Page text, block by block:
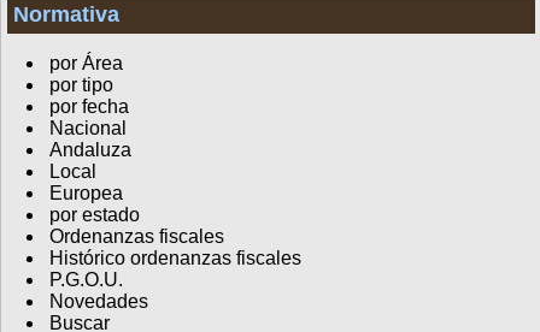
Normativa
por Área
por tipo
por fecha
Nacional
Andaluza
Local
Europea
por estado
Ordenanzas fiscales
Histórico ordenanzas fiscales
P.G.O.U.
Novedades
Buscar